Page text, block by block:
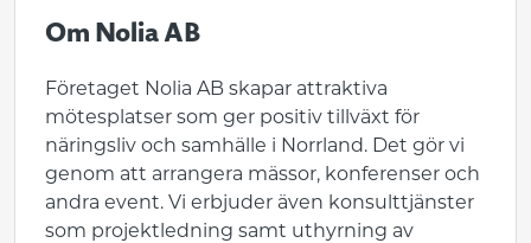
Om Nolia AB
Företaget Nolia AB skapar attraktiva
mötesplatser som ger positiv tillväxt för
näringsliv och samhälle i Norrland. Det gör vi
genom att arrangera mässor, konferenser och
andra event. Vi erbjuder även konsulttjänster
som projektledning samt uthyrning av